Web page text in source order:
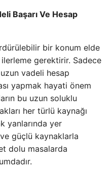
Başarı Ve Hesap
bir konum elde
ilerleme gerektirir. Sadece
vadeli hesap
yapmak hayati önem
bu uzun soluklu
her türlü kaynağı
yanlarında yer
güçlü kaynaklarla
dolu masalarda